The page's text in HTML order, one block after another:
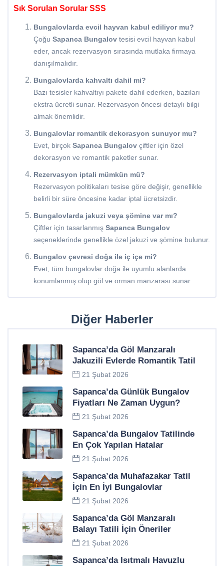
Sık Sorulan Sorular SSS
Bungalovlarda evcil hayvan kabul ediliyor mu?
Çoğu Sapanca Bungalov tesisi evcil hayvan kabul
eder, ancak rezervasyon sırasında mutlaka firmaya
danışılmalıdır.
Bungalovlarda kahvaltı dahil mi?
Bazı tesisler kahvaltıyı pakete dahil ederken, bazıları
ekstra ücretli sunar. Rezervasyon öncesi detaylı bilgi
almak önemlidir.
Bungalovlar romantik dekorasyon sunuyor mu?
Evet, birçok Sapanca Bungalov çiftler için özel
dekorasyon ve romantik paketler sunar.
Rezervasyon iptali mümkün mü?
Rezervasyon politikaları tesise göre değişir, genellikle
belirli bir süre öncesine kadar iptal ücretsizdir.
Bungalovlarda jakuzi veya şömine var mı?
Çiftler için tasarlanmış Sapanca Bungalov
seçeneklerinde genellikle özel jakuzi ve şömine bulunur.
Bungalov çevresi doğa ile iç içe mi?
Evet, tüm bungalovlar doğa ile uyumlu alanlarda
konumlanmış olup göl ve orman manzarası sunar.
Diğer Haberler
Sapanca’da Göl Manzaralı
Jakuzili Evlerde Romantik Tatil
21 Şubat 2026
Sapanca’da Günlük Bungalov
Fiyatları Ne Zaman Uygun?
21 Şubat 2026
Sapanca’da Bungalov Tatilinde
En Çok Yapılan Hatalar
21 Şubat 2026
Sapanca’da Muhafazakar Tatil
İçin En İyi Bungalovlar
21 Şubat 2026
Sapanca’da Göl Manzaralı
Balayı Tatili İçin Öneriler
21 Şubat 2026
Sapanca’da Isıtmalı Havuzlu